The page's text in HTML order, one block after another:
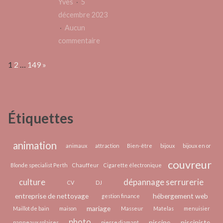
faut
décembre 2023
Aucun
commentaire
solaires
Page:
1 2 149 Next
»
Étiquettes
animation animaux attraction Bien-être bijoux bijoux en or
Blonde specialist Perth Chauffeur Cigarette électronique couvreur
culture CV DJ dépannage serrurerie
entreprise de nettoyage gestion finance hébergement web
Maillot de bain maison mariage Masseur Matelas menuisier